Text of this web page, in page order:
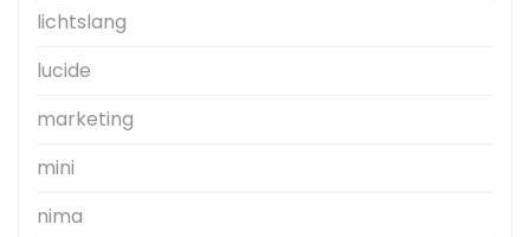
lichtslang
lucide
marketing
mini
nima